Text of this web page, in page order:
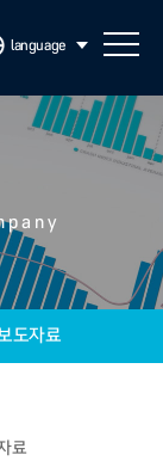
language
도자료
료